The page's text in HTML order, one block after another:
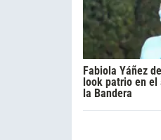
Fabiola Yáñez
look patrio en
la Bandera